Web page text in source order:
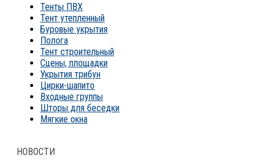
Тенты ПВХ
Тент утепленный
Буровые укрытия
Полога
Тент строительный
Сцены, площадки
Укрытия трибун
Цирки-шапито
Входные группы
Шторы для беседки
Мягкие окна
НОВОСТИ